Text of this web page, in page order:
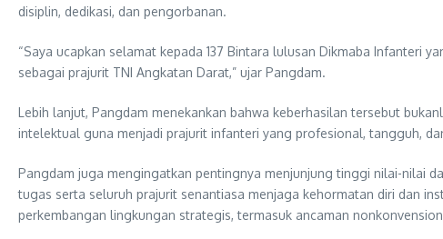
disiplin, dedikasi, dan pengorbanan.
“Saya ucapkan selamat kepada 137 Bintara lulusan Dikmaba Infanteri
sebagai prajurit TNI Angkatan Darat,” ujar Pangdam.
Lebih lanjut, Pangdam menekankan bahwa keberhasilan tersebut
intelektual guna menjadi prajurit infanteri yang profesional, tangguh,
Pangdam juga mengingatkan pentingnya menjunjung tinggi nilai-nilai
tugas serta seluruh prajurit senantiasa menjaga kehormatan diri dan
perkembangan lingkungan strategis, termasuk ancaman